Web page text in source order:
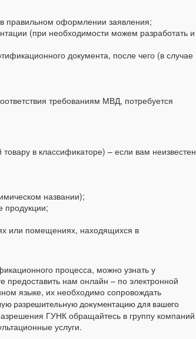
правильном оформлении заявления;
(при необходимости можем разработать и
документа, после чего (в случае
требованиям МВД, потребуется
в классификаторе) – если вам неизвестен
названии);
продукции;
или помещениях, находящихся в
процесса, можно узнать у
нам онлайн – по электронной
языке, их необходимо сопровождать
разрешительную документацию для вашего
ГУНК обращайтесь в группу компаний
услуги.